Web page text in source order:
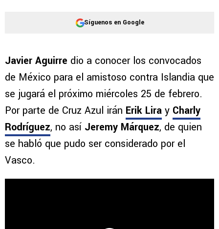
Síguenos en Google
Javier Aguirre dio a conocer los convocados
de México para el amistoso contra Islandia que
se jugará el próximo miércoles 25 de febrero.
Por parte de Cruz Azul irán Erik Lira y Charly
Rodríguez, no así Jeremy Márquez, de quien
se habló que pudo ser considerado por el
Vasco.